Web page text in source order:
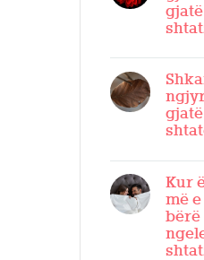
gjatë
gjatë
Kur
më
bërë